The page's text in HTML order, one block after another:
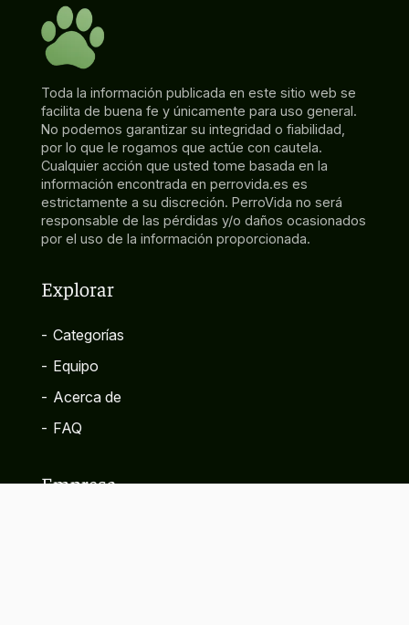
Toda la información publicada en este sitio web se
facilita de buena fe y únicamente para uso general.
No podemos garantizar su integridad o fiabilidad,
por lo que le rogamos que actúe con cautela.
Cualquier acción que usted tome basada en la
información encontrada en perrovida.es es
estrictamente a su discreción. PerroVida no será
responsable de las pérdidas y/o daños ocasionados
por el uso de la información proporcionada.
Explorar
- Categorías
- Equipo
- Acerca de
- FAQ
Empresa